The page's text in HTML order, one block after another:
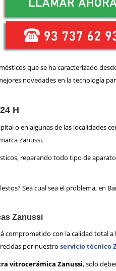
que se ha caracterizado
novedades en la tecnología
H
o en algunas de las localidades
Zanussi.
reparando todo tipo de
Sea cual sea el problema, en
Zanussi
comprometido con la calidad total
por nuestro servicio técnico
vitrocerámica Zanussi, solo